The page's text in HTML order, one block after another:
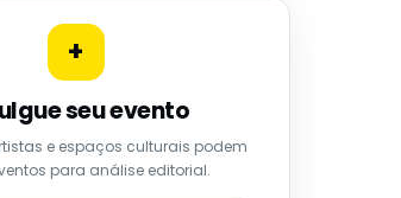
+
seu evento
e espaços culturais podem
para análise editorial.